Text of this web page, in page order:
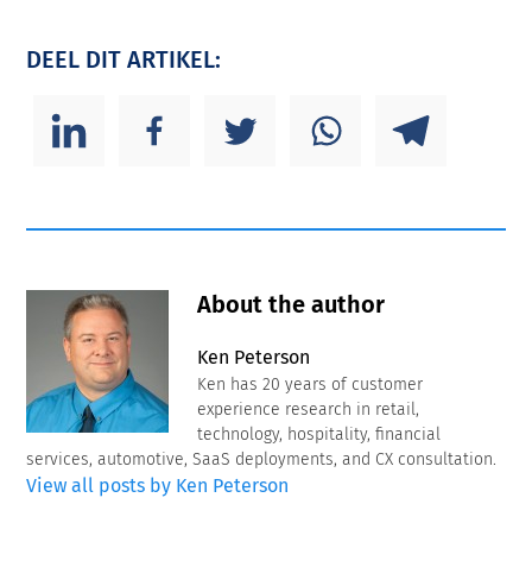
DEEL DIT ARTIKEL:
About the author
Ken Peterson
Ken has 20 years of customer
experience research in retail,
technology, hospitality, financial
services, automotive, SaaS deployments, and CX consultation.
View all posts by Ken Peterson